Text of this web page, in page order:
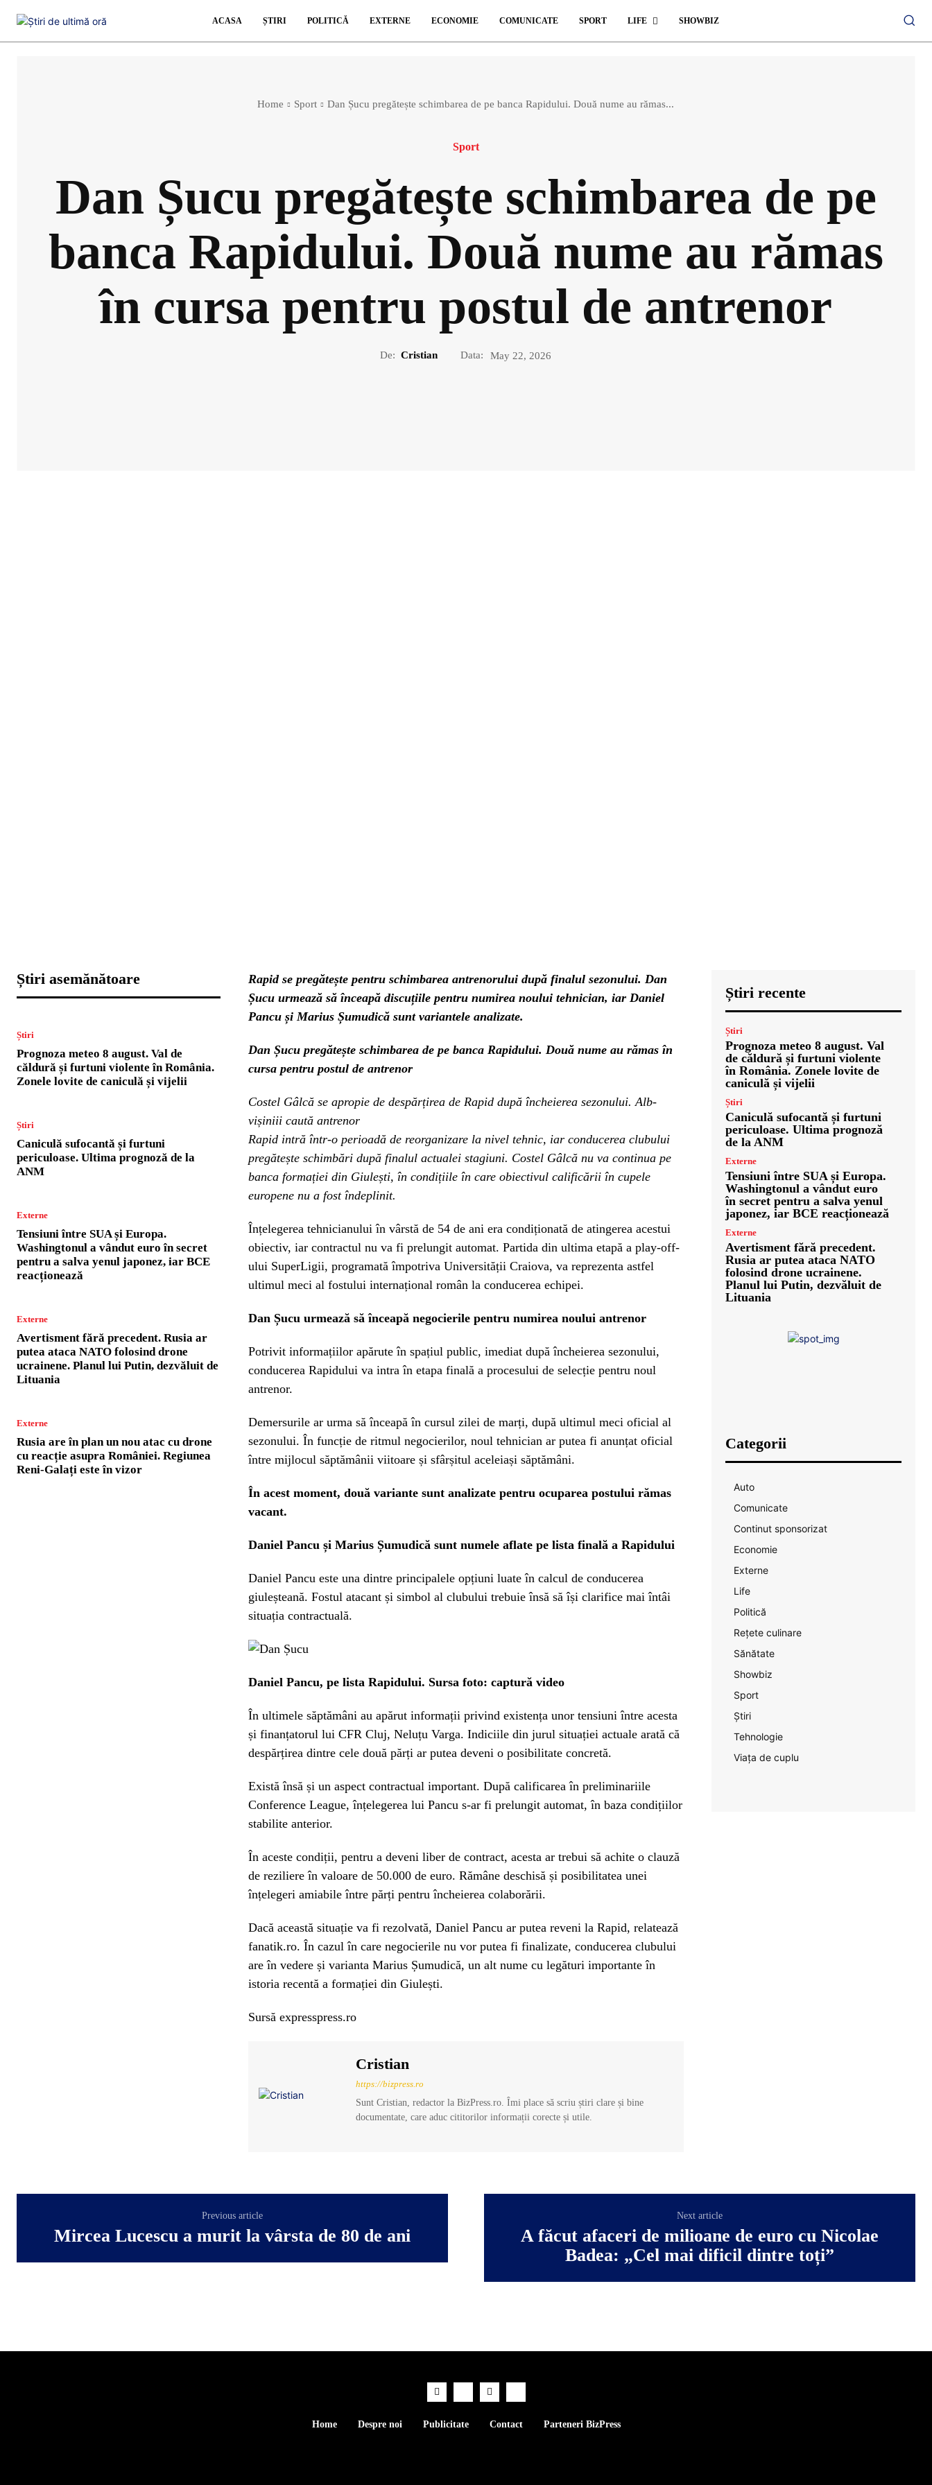
ACASA ȘTIRI POLITICĂ EXTERNE ECONOMIE COMUNICATE SPORT LIFE SHOWBIZ
Home Sport Dan Șucu pregătește schimbarea de pe banca Rapidului. Două nume au rămas...
Sport
Dan Șucu pregătește schimbarea de pe
banca Rapidului. Două nume au rămas
în cursa pentru postul de antrenor
De: Cristian Data: May 22, 2026
Știri asemănătoare
Știri
Prognoza meteo 8 august. Val de
căldură și furtuni violente în România.
Zonele lovite de caniculă și vijelii
Știri
Caniculă sufocantă și furtuni
periculoase. Ultima prognoză de la
ANM
Externe
Tensiuni între SUA și Europa.
Washingtonul a vândut euro în secret
pentru a salva yenul japonez, iar BCE
reacționează
Externe
Avertisment fără precedent. Rusia ar
putea ataca NATO folosind drone
ucrainene. Planul lui Putin, dezvăluit de
Lituania
Externe
Rusia are în plan un nou atac cu drone
cu reacție asupra României. Regiunea
Reni-Galați este în vizor
Rapid se pregătește pentru schimbarea antrenorului după finalul sezonului. Dan
Șucu urmează să înceapă discuțiile pentru numirea noului tehnician, iar Daniel
Pancu și Marius Șumudică sunt variantele analizate.
Dan Șucu pregătește schimbarea de pe banca Rapidului. Două nume au rămas în
cursa pentru postul de antrenor
Costel Gâlcă se apropie de despărțirea de Rapid după încheierea sezonului. Alb-
vișiniii caută antrenor
Rapid intră într-o perioadă de reorganizare la nivel tehnic, iar conducerea clubului
pregătește schimbări după finalul actualei stagiuni. Costel Gâlcă nu va continua pe
banca formației din Giulești, în condițiile în care obiectivul calificării în cupele
europene nu a fost îndeplinit.
Înțelegerea tehnicianului în vârstă de 54 de ani era condiționată de atingerea acestui
obiectiv, iar contractul nu va fi prelungit automat. Partida din ultima etapă a play-off-
ului SuperLigii, programată împotriva Universității Craiova, va reprezenta astfel
ultimul meci al fostului internațional român la conducerea echipei.
Dan Șucu urmează să înceapă negocierile pentru numirea noului antrenor
Potrivit informațiilor apărute în spațiul public, imediat după încheierea sezonului,
conducerea Rapidului va intra în etapa finală a procesului de selecție pentru noul
antrenor.
Demersurile ar urma să înceapă în cursul zilei de marți, după ultimul meci oficial al
sezonului. În funcție de ritmul negocierilor, noul tehnician ar putea fi anunțat oficial
între mijlocul săptămânii viitoare și sfârșitul aceleiași săptămâni.
În acest moment, două variante sunt analizate pentru ocuparea postului rămas
vacant.
Daniel Pancu și Marius Șumudică sunt numele aflate pe lista finală a Rapidului
Daniel Pancu este una dintre principalele opțiuni luate în calcul de conducerea
giuleșteană. Fostul atacant și simbol al clubului trebuie însă să își clarifice mai întâi
situația contractuală.
Daniel Pancu, pe lista Rapidului. Sursa foto: captură video
În ultimele săptămâni au apărut informații privind existența unor tensiuni între acesta
și finanțatorul lui CFR Cluj, Neluțu Varga. Indiciile din jurul situației actuale arată că
despărțirea dintre cele două părți ar putea deveni o posibilitate concretă.
Există însă și un aspect contractual important. După calificarea în preliminariile
Conference League, înțelegerea lui Pancu s-ar fi prelungit automat, în baza condițiilor
stabilite anterior.
În aceste condiții, pentru a deveni liber de contract, acesta ar trebui să achite o clauză
de reziliere în valoare de 50.000 de euro. Rămâne deschisă și posibilitatea unei
înțelegeri amiabile între părți pentru încheierea colaborării.
Dacă această situație va fi rezolvată, Daniel Pancu ar putea reveni la Rapid, relatează
fanatik.ro. În cazul în care negocierile nu vor putea fi finalizate, conducerea clubului
are în vedere și varianta Marius Șumudică, un alt nume cu legături importante în
istoria recentă a formației din Giulești.
Sursă expresspress.ro
Cristian
https://bizpress.ro
Sunt Cristian, redactor la BizPress.ro. Îmi place să scriu știri clare și bine
documentate, care aduc cititorilor informații corecte și utile.
Știri recente
Știri
Prognoza meteo 8 august. Val
de căldură și furtuni violente
în România. Zonele lovite de
caniculă și vijelii
Știri
Caniculă sufocantă și furtuni
periculoase. Ultima prognoză
de la ANM
Externe
Tensiuni între SUA și Europa.
Washingtonul a vândut euro
în secret pentru a salva yenul
japonez, iar BCE reacționează
Externe
Avertisment fără precedent.
Rusia ar putea ataca NATO
folosind drone ucrainene.
Planul lui Putin, dezvăluit de
Lituania
Categorii
Auto
Comunicate
Continut sponsorizat
Economie
Externe
Life
Politică
Rețete culinare
Sănătate
Showbiz
Sport
Știri
Tehnologie
Viața de cuplu
Previous article
Mircea Lucescu a murit la vârsta de 80 de ani
Next article
A făcut afaceri de milioane de euro cu Nicolae
Badea: „Cel mai dificil dintre toți”
Home Despre noi Publicitate Contact Parteneri BizPress